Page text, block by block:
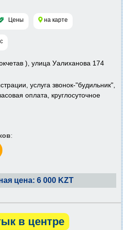
Цены на карте
), улица Уалиханова 174
услуга звонок-"будильник",
оплата, круглосуточное
:
цена: 6 000 KZT
в центре